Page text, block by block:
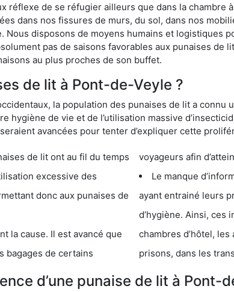
de se réfugier ailleurs que dans la chambre
dans nos fissures de murs, du sol, dans nos
disposons de moyens humains et logistiques
pas de saisons favorables aux punaises de
au plus proches de son buffet.
de lit à Pont-de-Veyle ?
la population des punaises de lit a
hygiène de vie et de l’utilisation massive
avancées pour tenter d’expliquer cette
lit ont au fil du temps
des
de
Il est avancé que
de certains
voyageurs afin
Le manque
ayant entrainé leurs
d’hygiène. Ainsi, ces
chambres d’hôtel, les
prisons, dans les
d’une punaise de lit à Pont-